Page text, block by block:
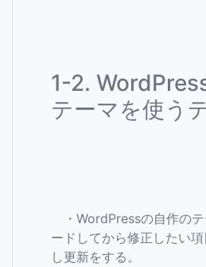
1-2.
テーマを使う
・WordPressの自作のテ
ードしてから修正したい
し更新をする。